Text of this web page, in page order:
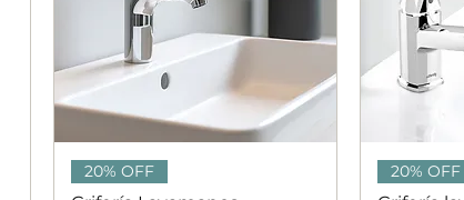
Vista rápida
20% OFF 20% OFF